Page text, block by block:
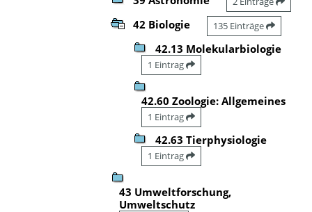
42 Biologie 135 Einträge
42.13 Molekularbiologie
1 Eintrag
42.60 Zoologie: Allgemeines
1 Eintrag
42.63 Tierphysiologie
1 Eintrag
43 Umweltforschung,
Umweltschutz